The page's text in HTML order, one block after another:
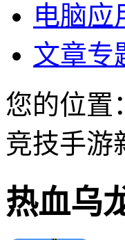
电脑应
文章专
您的位置：
竞技手游
热血乌